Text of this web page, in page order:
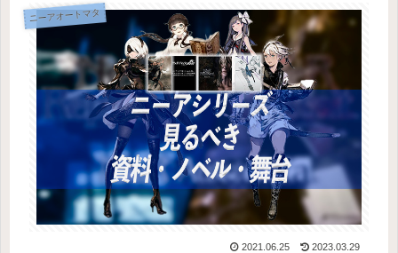
ニーアオートマタ
2021.06.25 2023.03.29